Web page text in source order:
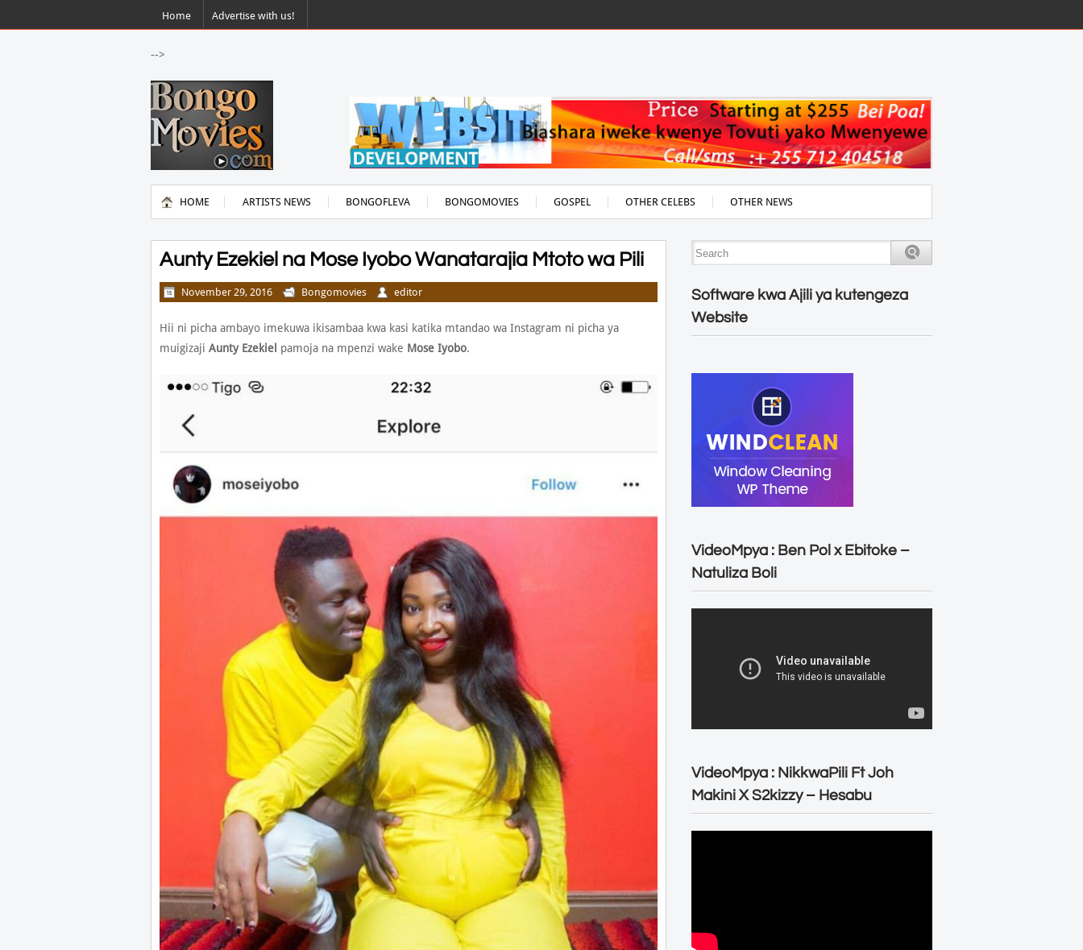
Home Advertise with us!
-->
HOME ARTISTS NEWS BONGOFLEVA BONGOMOVIES GOSPEL OTHER CELEBS OTHER NEWS
Aunty Ezekiel na Mose Iyobo Wanatarajia Mtoto wa Pili
November 29, 2016 Bongomovies editor
Hii ni picha ambayo imekuwa ikisambaa kwa kasi katika mtandao wa Instagram ni picha ya
muigizaji Aunty Ezekiel pamoja na mpenzi wake Mose Iyobo.
Software kwa Ajili ya kutengeza
Website
VideoMpya : Ben Pol x Ebitoke –
Natuliza Boli
VideoMpya : NikkwaPili Ft Joh
Makini X S2kizzy – Hesabu